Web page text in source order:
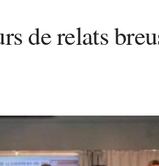
de relats